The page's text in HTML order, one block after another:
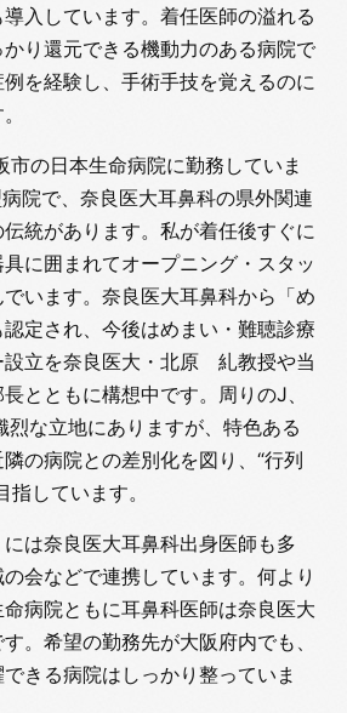
入しています。着任医師の溢れる
り還元できる機動力のある病院で
を経験し、手術手技を覚えるのに
市の日本生命病院に勤務していま
院で、奈良医大耳鼻科の県外関連
統があります。私が着任後すぐに
に囲まれてオープニング・スタッ
います。奈良医大耳鼻科から「め
定され、今後はめまい・難聴診療
設立を奈良医大・北原 糺教授や当
とともに構想中です。周りのJ、
烈な立地にありますが、特色ある
の病院との差別化を図り、“行列
指しています。
は奈良医大耳鼻科出身医師も多
会などで連携しています。何より
病院ともに耳鼻科医師は奈良医大
。希望の勤務先が大阪府内でも、
きる病院はしっかり整っていま